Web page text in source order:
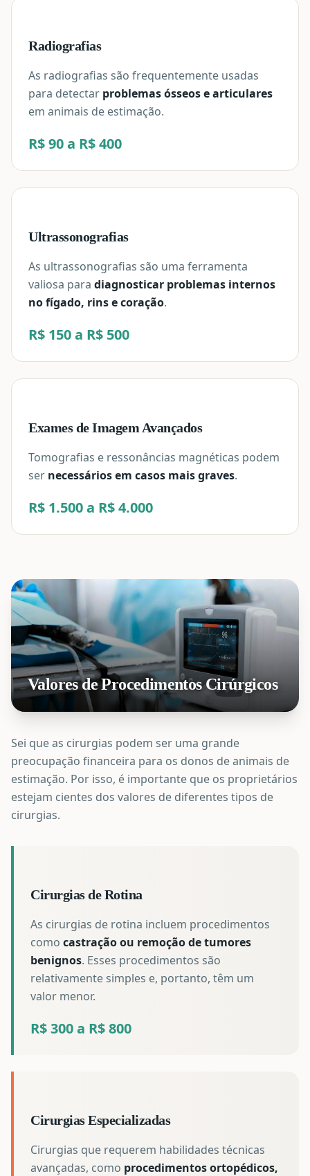
Radiografias
As radiografias são frequentemente usadas
para detectar problemas ósseos e articulares
em animais de estimação.
R$ 90 a R$ 400
Ultrassonografias
As ultrassonografias são uma ferramenta
valiosa para diagnosticar problemas internos
no fígado, rins e coração.
R$ 150 a R$ 500
Exames de Imagem Avançados
Tomografias e ressonâncias magnéticas podem
ser necessários em casos mais graves.
R$ 1.500 a R$ 4.000
Valores de Procedimentos Cirúrgicos
Sei que as cirurgias podem ser uma grande
preocupação financeira para os donos de animais de
estimação. Por isso, é importante que os proprietários
estejam cientes dos valores de diferentes tipos de
cirurgias.
Cirurgias de Rotina
As cirurgias de rotina incluem procedimentos
como castração ou remoção de tumores
benignos. Esses procedimentos são
relativamente simples e, portanto, têm um
valor menor.
R$ 300 a R$ 800
Cirurgias Especializadas
Cirurgias que requerem habilidades técnicas
avançadas, como procedimentos ortopédicos,